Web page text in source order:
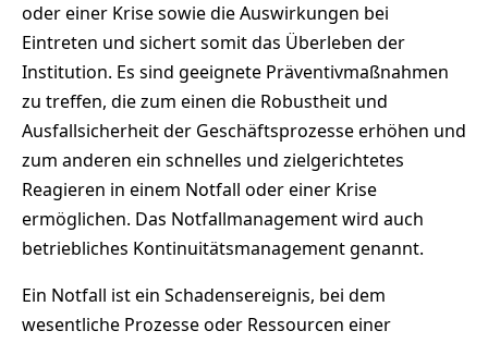
oder einer Krise sowie die Auswirkungen bei
Eintreten und sichert somit das Überleben der
Institution. Es sind geeignete Präventivmaßnahmen
zu treffen, die zum einen die Robustheit und
Ausfallsicherheit der Geschäftsprozesse erhöhen und
zum anderen ein schnelles und zielgerichtetes
Reagieren in einem Notfall oder einer Krise
ermöglichen. Das Notfallmanagement wird auch
betriebliches Kontinuitätsmanagement genannt.
Ein Notfall ist ein Schadensereignis, bei dem
wesentliche Prozesse oder Ressourcen einer